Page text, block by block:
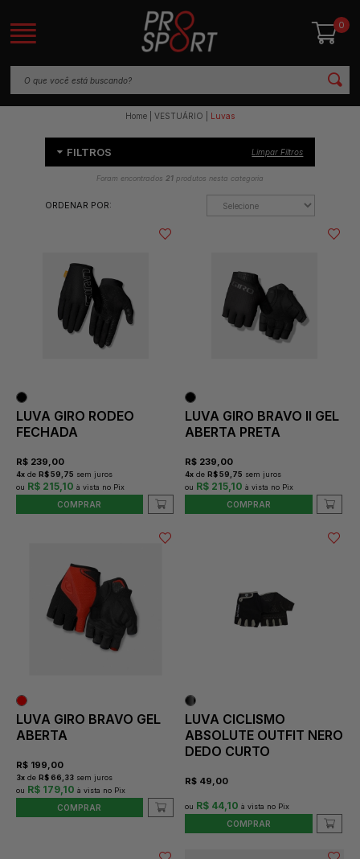
0
Home VESTUÁRIO Luvas
FILTROS Limpar Filtros
Foram encontrados 21produtos nesta categoria
ORDENAR POR:
LUVA GIRO RODEO
FECHADA
R$ 239,00
4x de R$ 59,75 sem juros
R$ 215,10
COMPRAR
LUVA GIRO BRAVO II GEL
ABERTA PRETA
R$ 239,00
4x de R$ 59,75 sem juros
R$ 215,10
COMPRAR
LUVA GIRO BRAVO GEL
ABERTA
R$ 199,00
3x de R$ 66,33 sem juros
R$ 179,10
COMPRAR
LUVA CICLISMO
ABSOLUTE OUTFIT NERO
DEDO CURTO
R$ 49,00
R$ 44,10
COMPRAR